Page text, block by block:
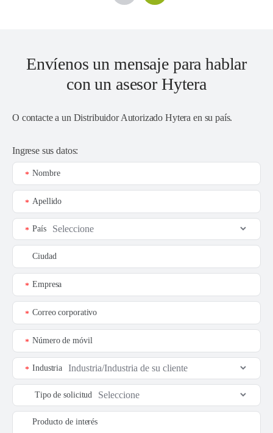
Envíenos un mensaje para hablar
con un asesor Hytera
O contacte a un Distribuidor Autorizado Hytera en su país.
Ingrese sus datos:
Nombre
*
Apellido
*
País
*
Ciudad
Empresa
*
Correo corporativo
*
Número de móvil
*
Industria
*
Tipo de solicitud
Producto de interés